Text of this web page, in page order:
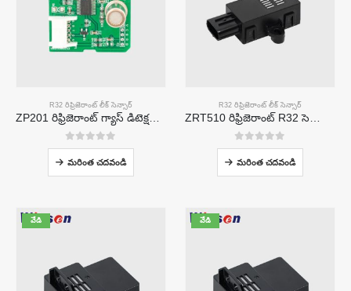
R32 రిఫ్రిజెరాంట్ లీక్ సెన్సార్
ZP201 రిఫ్రిజెరాంట్ గ్యాస్ డిటెక్షన్ మాడ్యూల్ | అధిక-సున్నితత్వం R32 లీక్ సెన్సార్
05 లో
మరింత చదవండి
R32 రిఫ్రిజెరాంట్ లీక్ సెన్సార్
05 లో
మరింత చదవండి
వేడి వేడి